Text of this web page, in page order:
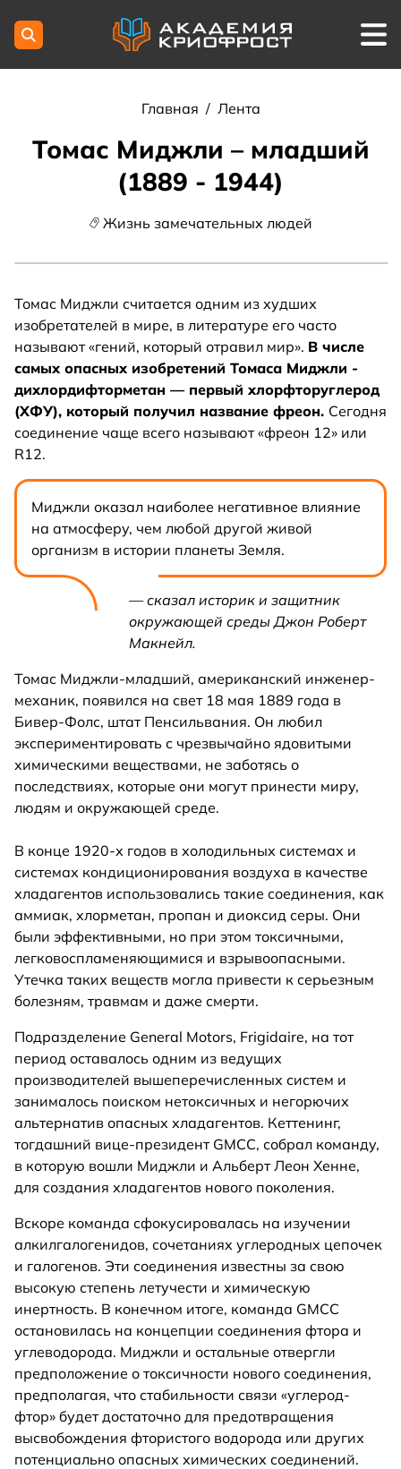
Главная / Лента
Томас Миджли – младший
(1889 - 1944)
Жизнь замечательных людей
Томас Миджли считается одним из худших
изобретателей в мире, в литературе его часто
называют «гений, который отравил мир». В числе
самых опасных изобретений Томаса Миджли -
дихлордифторметан — первый хлорфторуглерод
(ХФУ), который получил название фреон. Сегодня
соединение чаще всего называют «фреон 12» или
R12.
Миджли оказал наиболее негативное влияние
на атмосферу, чем любой другой живой
организм в истории планеты Земля.
— сказал историк и защитник
окружающей среды Джон Роберт
Макнейл.
Томас Миджли-младший, американский инженер-
механик, появился на свет 18 мая 1889 года в
Бивер-Фолс, штат Пенсильвания. Он любил
экспериментировать с чрезвычайно ядовитыми
химическими веществами, не заботясь о
последствиях, которые они могут принести миру,
людям и окружающей среде.
В конце 1920-х годов в холодильных системах и
системах кондиционирования воздуха в качестве
хладагентов использовались такие соединения, как
аммиак, хлорметан, пропан и диоксид серы. Они
были эффективными, но при этом токсичными,
легковоспламеняющимися и взрывоопасными.
Утечка таких веществ могла привести к серьезным
болезням, травмам и даже смерти.
Подразделение General Motors, Frigidaire, на тот
период оставалось одним из ведущих
производителей вышеперечисленных систем и
занималось поиском нетоксичных и негорючих
альтернатив опасных хладагентов. Кеттенинг,
тогдашний вице-президент GMCC, собрал команду,
в которую вошли Миджли и Альберт Леон Хенне,
для создания хладагентов нового поколения.
Вскоре команда сфокусировалась на изучении
алкилгалогенидов, сочетаниях углеродных цепочек
и галогенов. Эти соединения известны за свою
высокую степень летучести и химическую
инертность. В конечном итоге, команда GMCC
остановилась на концепции соединения фтора и
углеводорода. Миджли и остальные отвергли
предположение о токсичности нового соединения,
предполагая, что стабильности связи «углерод-
фтор» будет достаточно для предотвращения
высвобождения фтористого водорода или других
потенциально опасных химических соединений.